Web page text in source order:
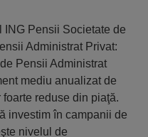
ING Pensii Societate de
Administrat Privat:
Pensii Administrat
mediu anualizat de
reduse din piaţă.
investim în campanii de
nivelul de